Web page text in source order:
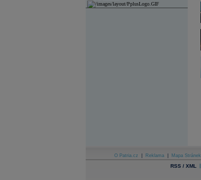
Archiv - Měsíční makroekonomické přehledy
O Patria.cz Reklama Mapa Stránek
RSS / XML |